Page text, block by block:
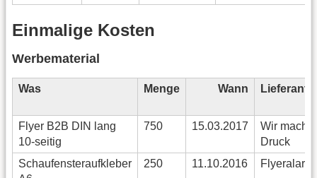
Einmalige Kosten
Werbematerial
Was Menge Wann Lieferant
Flyer B2B DIN lang
10-seitig
750 15.03.2017
Wir
Druck
Schaufensteraufkleber
250 11.10.2016 Flyeralarm